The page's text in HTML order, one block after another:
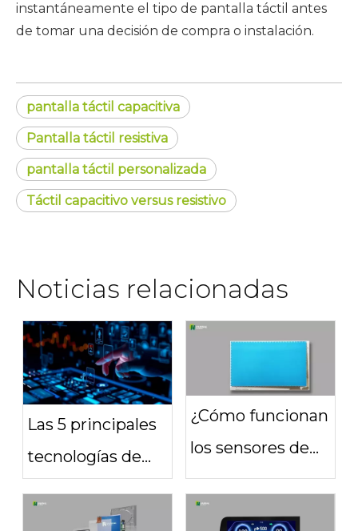
instantáneamente el tipo de pantalla táctil antes
de tomar una decisión de compra o instalación.
pantalla táctil capacitiva
Pantalla táctil resistiva
pantalla táctil personalizada
Táctil capacitivo versus resistivo
Noticias relacionadas
Las 5 principales
tecnologías de
pantallas
multitáctiles:
¿Cómo funcionan
los sensores de
pantalla táctil?
Una guía sencilla